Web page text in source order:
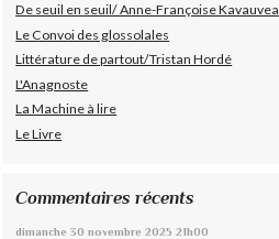
De seuil en seuil/ Anne-Françoise Kavauvea
Le Convoi des glossolales
Littérature de partout/Tristan Hordé
L'Anagnoste
La Machine à lire
Le Livre
Commentaires récents
dimanche 30 novembre 2025 21h00